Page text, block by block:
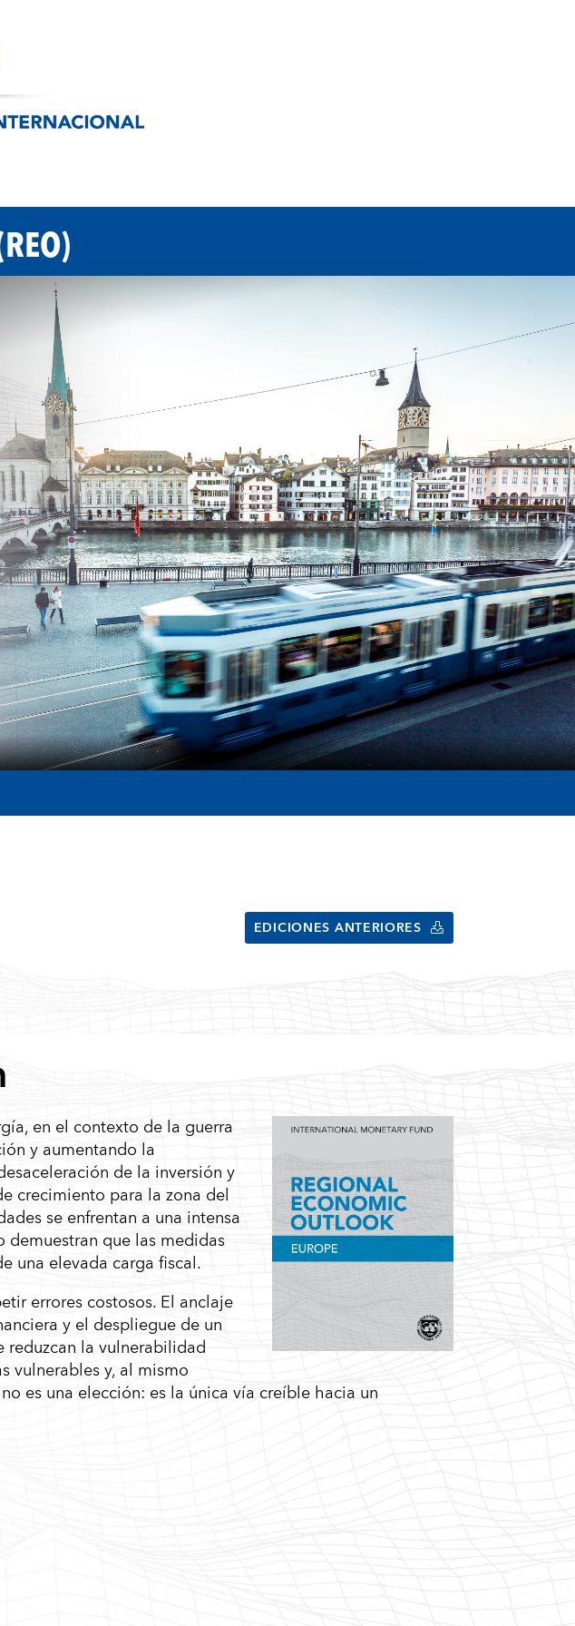
EDICIONES ANTERIORES
en el contexto de la guerra
y aumentando la
de la inversión y
crecimiento para la zona del
se enfrentan a una intensa
que las medidas
una elevada carga fiscal.
errores costosos. El anclaje
y el despliegue de un
la vulnerabilidad
vulnerables y, al mismo
es una elección: es la única vía creíble hacia un